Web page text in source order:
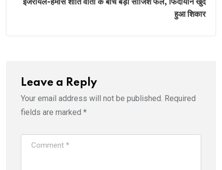
हुआ शिकार
Leave a Reply
Your email address will not be published. Required
fields are marked *